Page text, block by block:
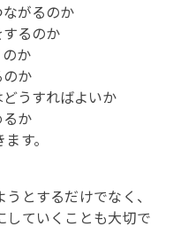
がるのか
るのか
か
か
うすればよいか
か
す。
とするだけでなく、
ていくことも大切で